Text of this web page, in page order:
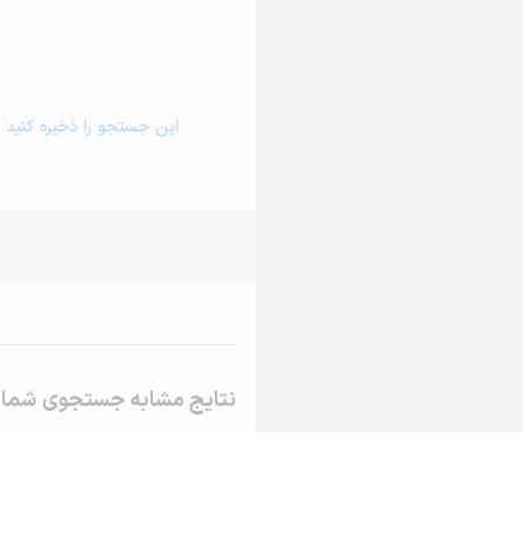
این جستجو را ذخیره کنید
نتایج مشابه جستجوی شما